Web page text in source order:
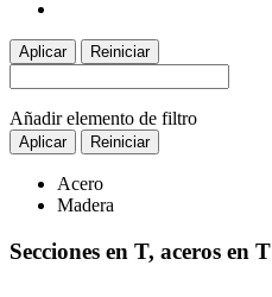
Aplicar Reiniciar
Añadir elemento de filtro
Aplicar Reiniciar
Acero
Madera
Secciones en T, aceros en T